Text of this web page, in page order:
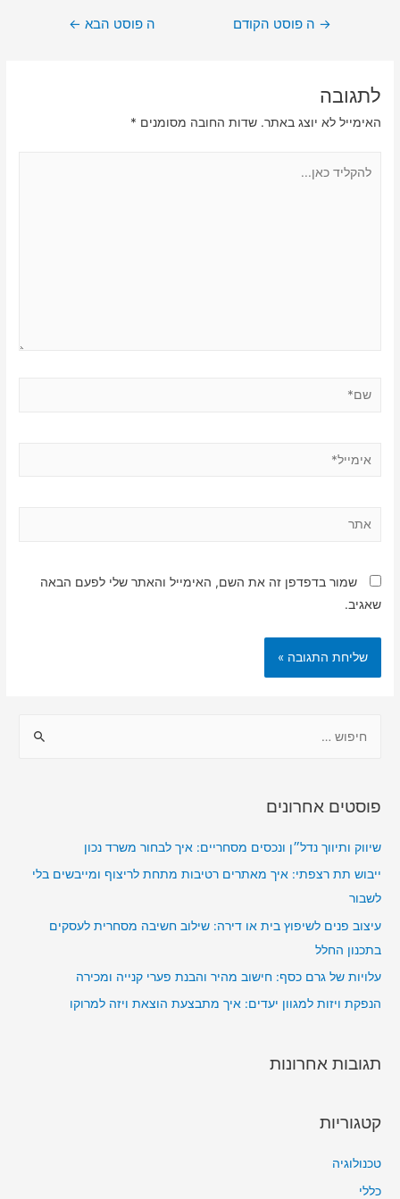
ניווט
→ ה פוסט הקודם ה פוסט הבא ←
לתגובה
האימייל לא יוצג באתר. שדות החובה מסומנים *
שמור בדפדפן זה את השם, האימייל והאתר שלי לפעם הבאה
שאגיב.
:
פוסטים אחרונים
שיווק ותיווך נדל״ן ונכסים מסחריים: איך לבחור משרד נכון
ייבוש תת רצפתי: איך מאתרים רטיבות מתחת לריצוף ומייבשים בלי
לשבור
עיצוב פנים לשיפוץ בית או דירה: שילוב חשיבה מסחרית לעסקים
בתכנון החלל
עלויות של גרם כסף: חישוב מהיר והבנת פערי קנייה ומכירה
הנפקת ויזות למגוון יעדים: איך מתבצעת הוצאת ויזה למרוקו
תגובות אחרונות
קטגוריות
טכנולוגיה
כללי